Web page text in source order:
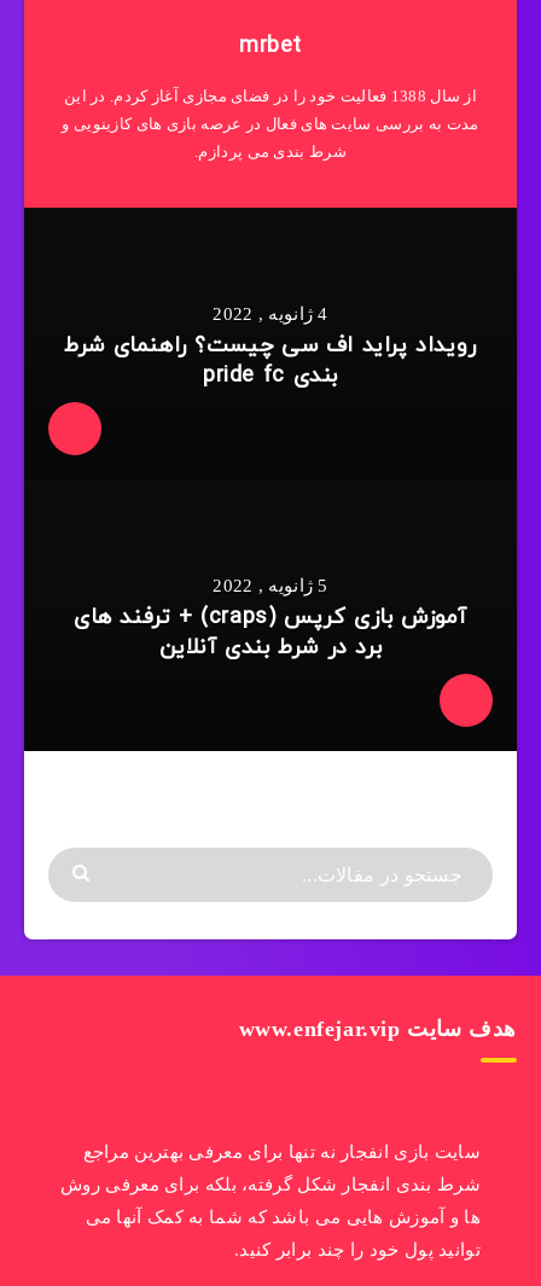
mrbet
از سال 1388 فعالیت خود را در فضای مجازی آغاز کردم. در این
مدت به بررسی سایت های فعال در عرصه بازی های کازینویی و
شرط بندی می پردازم.
4 ژانویه , 2022
رویداد پراید اف سی چیست؟ راهنمای شرط
بندی pride fc
5 ژانویه , 2022
آموزش بازی کرپس (craps) + ترفند های
برد در شرط بندی آنلاین
هدف سایت www.enfejar.vip
سایت بازی انفجار نه تنها برای معرفی بهترین مراجع
شرط بندی انفجار شکل گرفته، بلکه برای معرفی روش
ها و آموزش هایی می باشد که شما به کمک آنها می
توانید پول خود را چند برابر کنید.